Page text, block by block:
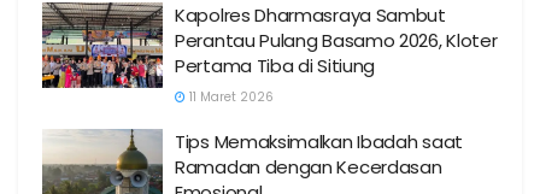
Kapolres Dharmasraya Sambut
Perantau Pulang Basamo 2026, Kloter
Pertama Tiba di Sitiung
11 Maret 2026
Tips Memaksimalkan Ibadah saat
Ramadan dengan Kecerdasan